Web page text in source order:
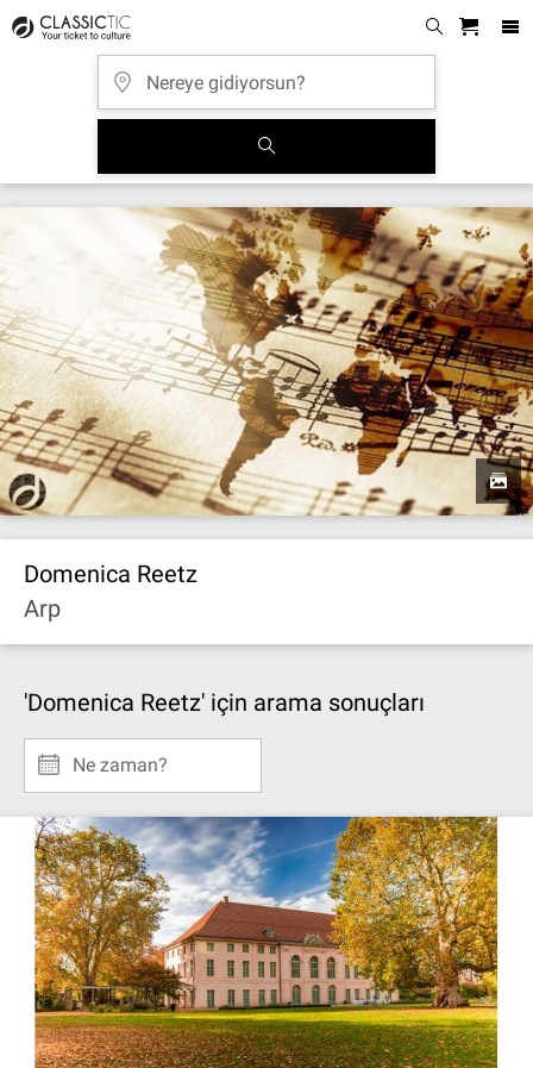
Domenica Reetz
Arp
'Domenica Reetz' için arama sonuçları
Ne zaman?